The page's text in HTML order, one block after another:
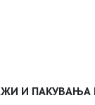
И ПАКУВАЊА